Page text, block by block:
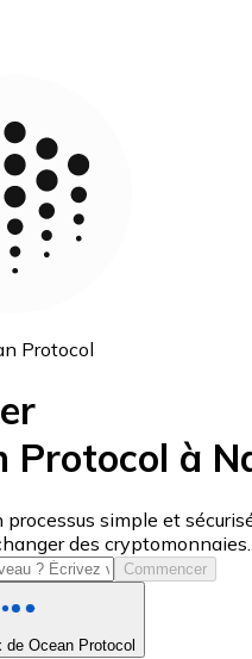
Protocol
Protocol à
processus simple et
des cryptomonnaies.
Commencer
de Ocean Protocol